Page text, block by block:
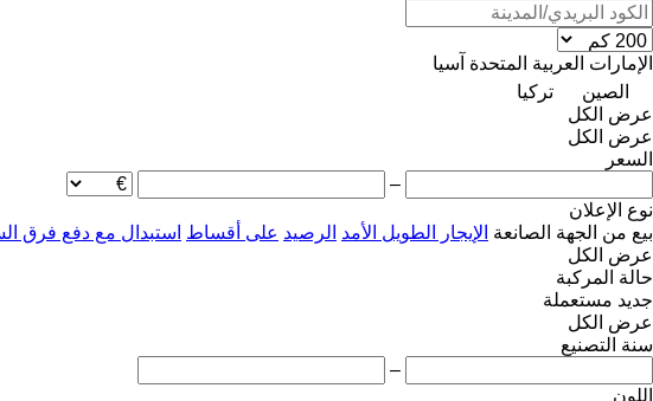
الإمارات العربية المتحدة آسيا
الصين
تركيا
عرض الكل
عرض الكل
السعر
–
نوع الإعلان
بيع من الجهة الصانعة الإيجار الطويل الأمد الرصيد على أقساط استبدال مع دفع فرق
عرض الكل
حالة المركبة
جديد مستعملة
عرض الكل
سنة التصنيع
–
اللون